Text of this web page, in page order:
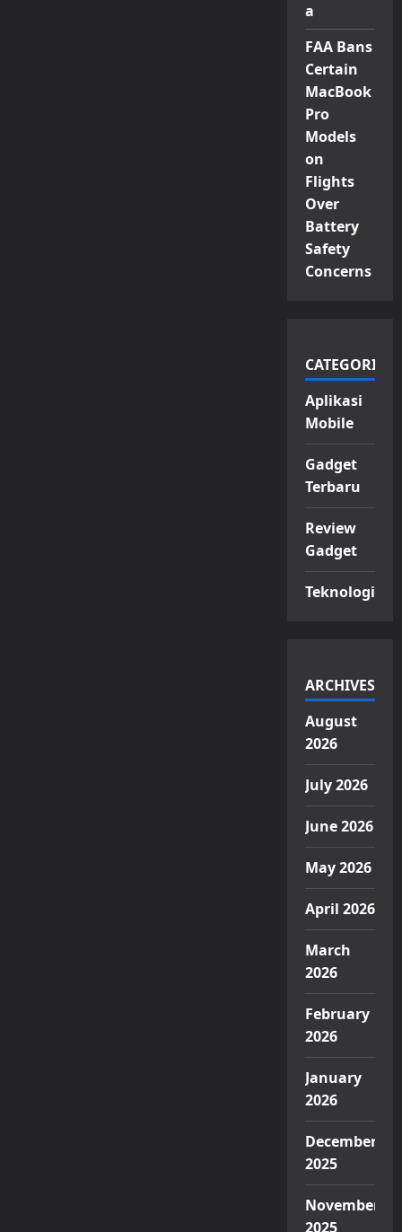
a
FAA Bans
Certain
MacBook
Pro
Models
on
Flights
Over
Battery
Safety
Concerns
CATEGORIES
Aplikasi
Mobile
Gadget
Terbaru
Review
Gadget
Teknologi
ARCHIVES
August
2026
July 2026
June 2026
May 2026
April 2026
March
2026
February
2026
January
2026
December
2025
November
2025